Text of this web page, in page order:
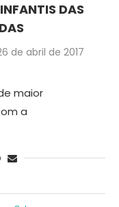
DAS
de abril de 2017
maior
a